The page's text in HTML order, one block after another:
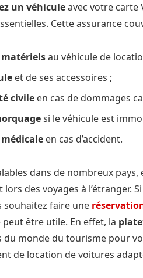
un véhiculeavec votre carte
Cette assurance
matérielsau véhicule de
et de ses accessoires ;
civile en cas de dommages
si le véhicule est
en cas d’accident.
dans de nombreux
des voyages à l’étranger.
souhaitez faire une
peut être utile. En effet, la
monde du tourisme pour
de location de voitures